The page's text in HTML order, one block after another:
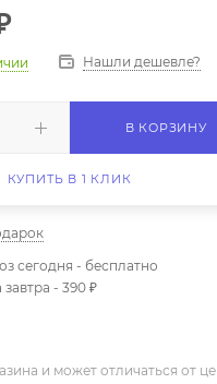
Нашли дешевле?
В КОРЗИНУ
КУПИТЬ В 1 КЛИК
сегодня - бесплатно
завтра - 390 ₽
и может отличаться от